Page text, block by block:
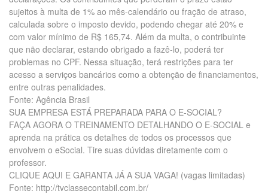
sujeitos à multa de 1% ao mês-calendário ou fração de atraso,
calculada sobre o imposto devido, podendo chegar até 20% e
com valor mínimo de R$ 165,74. Além da multa, o contribuinte
que não declarar, estando obrigado a fazê-lo, poderá ter
problemas no CPF. Nessa situação, terá restrições para ter
acesso a serviços bancários como a obtenção de financiamentos,
entre outras penalidades.
Fonte: Agência Brasil
SUA EMPRESA ESTÁ PREPARADA PARA O E-SOCIAL?
FAÇA AGORA O TREINAMENTO DETALHANDO O E-SOCIAL e
aprenda na prática os detalhes de todos os processos que
envolvem o eSocial. Tire suas dúvidas diretamente com o
professor.
CLIQUE AQUI E GARANTA JÁ A SUA VAGA! (vagas limitadas)
Fonte: http://tvclassecontabil.com.br/